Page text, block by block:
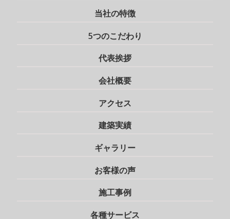
当社の特徴
5つのこだわり
代表挨拶
会社概要
アクセス
建築実績
ギャラリー
お客様の声
施工事例
各種サービス